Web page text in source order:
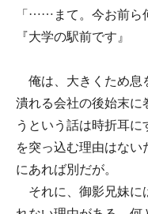
「……まて。今お前ら
『大学の駅前です』
俺は、大きくため息
潰れる会社の後始末に
うという話は時折耳
を突っ込む理由はな
にあれば別だが。
それに、御影兄妹に